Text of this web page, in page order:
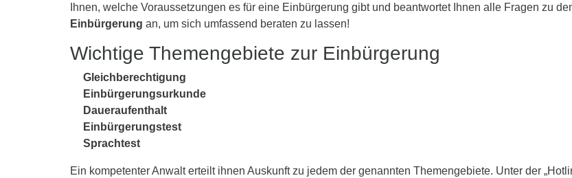
Ihnen, welche Voraussetzungen es für eine Einbürgerung gibt und beantwortet Ihnen alle Fragen zu
Einbürgerung an, um sich umfassend beraten zu lassen!
Wichtige Themengebiete zur Einbürgerung
Gleichberechtigung
Einbürgerungsurkunde
Daueraufenthalt
Einbürgerungstest
Sprachtest
Ein kompetenter Anwalt erteilt ihnen Auskunft zu jedem der genannten Themengebiete. Unter der